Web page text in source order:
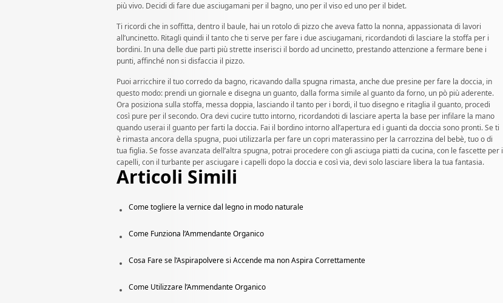
più vivo. Decidi di fare due asciugamani per il bagno, uno per il viso ed uno per il bidet.
Ti ricordi che in soffitta, dentro il baule, hai un rotolo di pizzo che aveva fatto la nonna, appassionata di lavori
all’uncinetto. Ritagli quindi il tanto che ti serve per fare i due asciugamani, ricordandoti di lasciare la stoffa per i
bordini. In una delle due parti più strette inserisci il bordo ad uncinetto, prestando attenzione a fermare bene i
punti, affinché non si disfaccia il pizzo.
Puoi arricchire il tuo corredo da bagno, ricavando dalla spugna rimasta, anche due presine per fare la doccia, in
questo modo: prendi un giornale e disegna un guanto, dalla forma simile al guanto da forno, un pò più aderente.
Ora posiziona sulla stoffa, messa doppia, lasciando il tanto per i bordi, il tuo disegno e ritaglia il guanto, procedi
così pure per il secondo. Ora devi cucire tutto intorno, ricordandoti di lasciare aperta la base per infilare la mano
quando userai il guanto per farti la doccia. Fai il bordino intorno all’apertura ed i guanti da doccia sono pronti. Se ti
è rimasta ancora della spugna, puoi utilizzarla per fare un copri materassino per la carrozzina del bebè, tuo o di
tua figlia. Se fosse avanzata dell’altra spugna, potrai procedere con gli asciuga piatti da cucina, con le fascette per i
capelli, con il turbante per asciugare i capelli dopo la doccia e così via, devi solo lasciare libera la tua fantasia.
Articoli Simili
Come togliere la vernice dal legno in modo naturale
Come Funziona l’Ammendante Organico
Cosa Fare se l’Aspirapolvere si Accende ma non Aspira Correttamente
Come Utilizzare l’Ammendante Organico